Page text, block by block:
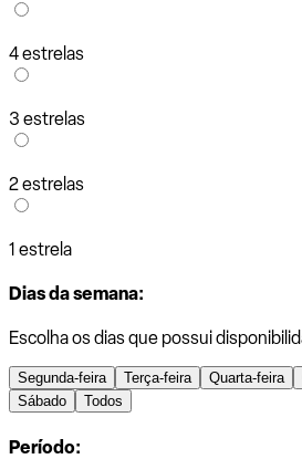
4 estrelas
3 estrelas
2 estrelas
1 estrela
Dias da semana:
Escolha os dias que possui
Segunda-feira Terça-feira Quarta-feira
Sábado
Todos
Período: